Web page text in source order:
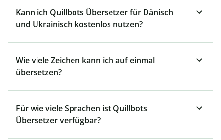
Kann ich Quillbots Übersetzer für Dänisch
und Ukrainisch kostenlos nutzen?
Wie viele Zeichen kann ich auf einmal
übersetzen?
Für wie viele Sprachen ist Quillbots
Übersetzer verfügbar?